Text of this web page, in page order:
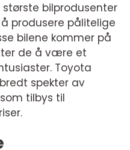
bilprodusenter
produsere pålitelige
bilene kommer på
de å være et
Toyota
spekter av
tilbys til